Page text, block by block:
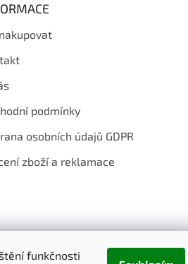
funkčnosti
podmínky
osobních údajů GDPR
zboží a reklamace